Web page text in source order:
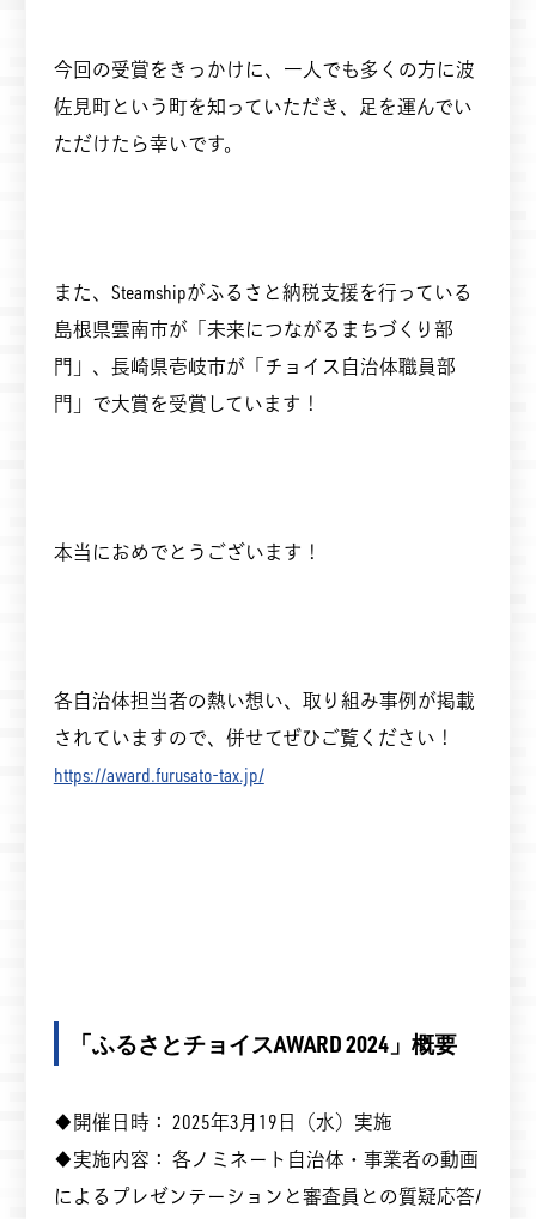
今回の受賞をきっかけに、一人でも多くの方に波
佐見町という町を知っていただき、足を運んでい
ただけたら幸いです。
また、Steamshipがふるさと納税支援を行っている
島根県雲南市が「未来につながるまちづくり部
門」、長崎県壱岐市が「チョイス自治体職員部
門」で大賞を受賞しています！
本当におめでとうございます！
各自治体担当者の熱い想い、取り組み事例が掲載
されていますので、併せてぜひご覧ください！
https://award.furusato-tax.jp/
「ふるさとチョイスAWARD 2024」概要
◆開催日時： 2025年3月19日（水）実施
◆実施内容： 各ノミネート自治体・事業者の動画
によるプレゼンテーションと審査員との質疑応答/